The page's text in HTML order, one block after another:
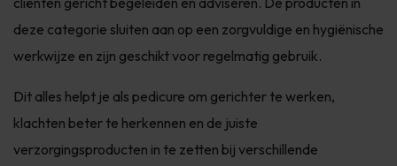
deze categorie sluiten aan op een zorgvuldige en hygiënische
werkwijze en zijn geschikt voor regelmatig gebruik.
Dit alles helpt je als pedicure om gerichter te werken,
klachten beter te herkennen en de juiste
verzorgingsproducten in te zetten bij verschillende